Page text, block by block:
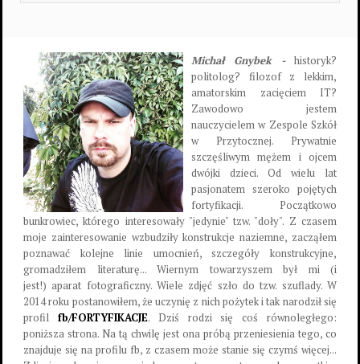
Michał Gnybek - historyk?
politolog? filozof z lekkim,
amatorskim zacięciem IT?
Zawodowo jestem
nauczycielem w Zespole Szkół
w Przytocznej. Prywatnie
szczęśliwym mężem i ojcem
dwójki dzieci. Od wielu lat
pasjonatem szeroko pojętych
fortyfikacji. Początkowo
bunkrowiec, którego interesowały "jedynie" tzw. "doły". Z czasem
moje zainteresowanie wzbudziły konstrukcje naziemne, zacząłem
poznawać kolejne linie umocnień, szczegóły konstrukcyjne,
gromadziłem literaturę... Wiernym towarzyszem był mi (i
jest!) aparat fotograficzny. Wiele zdjęć szło do tzw. szuflady. W
2014 roku postanowiłem, że uczynię z nich pożytek i tak narodził się
profil fb/FORTYFIKACJE. Dziś rodzi się coś równoległego:
poniższa strona. Na tą chwilę jest ona próbą przeniesienia tego, co
znajduje się na profilu fb, z czasem może stanie się czymś więcej...